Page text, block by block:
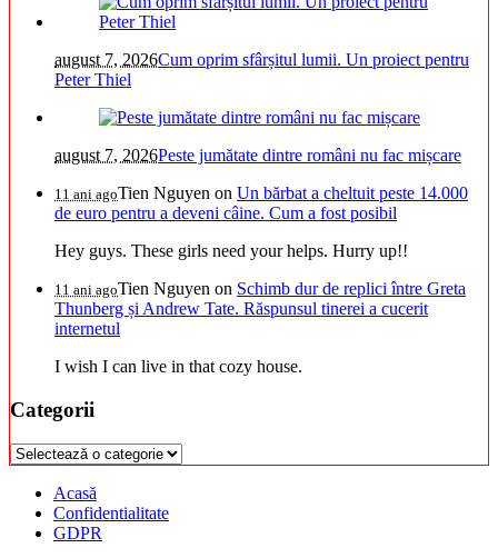
august 7, 2026Cum oprim sfârșitul lumii. Un proiect pentru
Peter Thiel
august 7, 2026Peste jumătate dintre români nu fac mișcare
11 ani agoTien Nguyen on Un bărbat a cheltuit peste 14.000
de euro pentru a deveni câine. Cum a fost posibil
Hey guys. These girls need your helps. Hurry up!!
11 ani agoTien Nguyen on Schimb dur de replici între Greta
Thunberg și Andrew Tate. Răspunsul tinerei a cucerit
internetul
I wish I can live in that cozy house.
Categorii
Categorii
Acasă
Confidentialitate
GDPR